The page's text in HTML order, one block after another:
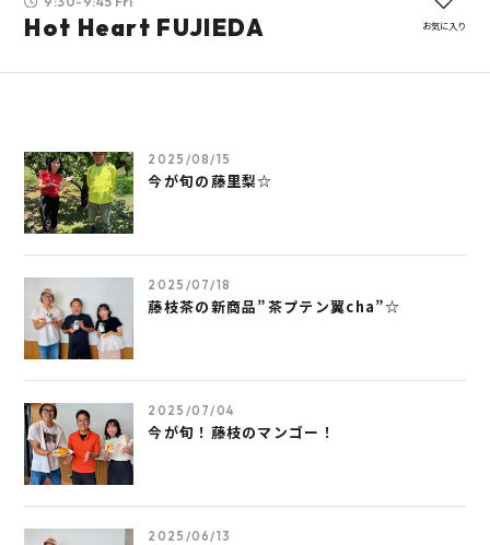
Hot Heart FUJIEDA お気に入り
2025/08/15
今が旬の藤里梨☆
2025/07/18
藤枝茶の新商品”茶プテン翼cha”☆
2025/07/04
今が旬！藤枝のマンゴー！
2025/06/13